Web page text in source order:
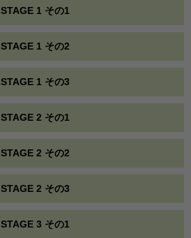
STAGE 1 その1
STAGE 1 その2
STAGE 1 その3
STAGE 2 その1
STAGE 2 その2
STAGE 2 その3
STAGE 3 その1